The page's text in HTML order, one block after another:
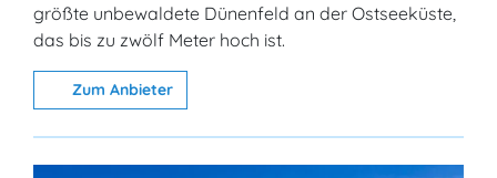
größte unbewaldete Dünenfeld an der Ostseeküste,
das bis zu zwölf Meter hoch ist.
Zum Anbieter